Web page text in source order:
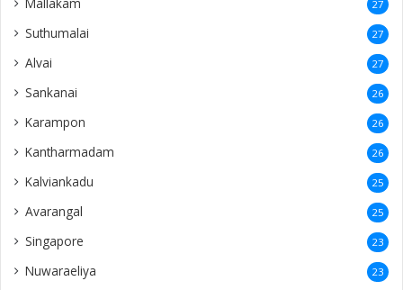
27
Suthumalai 27
Alvai 27
Sankanai 26
Karampon 26
Kantharmadam 26
Kalviankadu 25
Avarangal 25
Singapore 23
Nuwaraeliya 23